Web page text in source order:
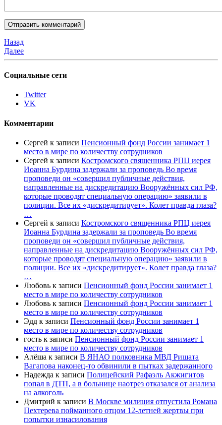
Назад
Далее
Социальные сети
Twitter
VK
Комментарии
Сергей к записи Пенсионный фонд России занимает 1
место в мире по количеству сотрудников
Сергей к записи Костромского священника РПЦ иерея
Иоанна Бурдина задержали за проповедь Во время
проповеди он «совершил публичные действия,
направленные на дискредитацию Вооружённых сил РФ,
которые проводят специальную операцию» заявили в
полиции. Все их «дискредитирует». Колет правда глаза?
…
Сергей к записи Костромского священника РПЦ иерея
Иоанна Бурдина задержали за проповедь Во время
проповеди он «совершил публичные действия,
направленные на дискредитацию Вооружённых сил РФ,
которые проводят специальную операцию» заявили в
полиции. Все их «дискредитирует». Колет правда глаза?
…
Любовь к записи Пенсионный фонд России занимает 1
место в мире по количеству сотрудников
Любовь к записи Пенсионный фонд России занимает 1
место в мире по количеству сотрудников
Эдд к записи Пенсионный фонд России занимает 1
место в мире по количеству сотрудников
гость к записи Пенсионный фонд России занимает 1
место в мире по количеству сотрудников
Алёша к записи В ЯНАО полковника МВД Ришата
Вагапова наконец-то обвинили в пытках задержанного
Надежда к записи Полицейский Рафаэль Акжигитов
попал в ДТП, а в больнице наотрез отказался от анализа
на алкоголь
Дмитрий к записи В Москве милиция отпустила Романа
Пехтерева пойманного отцом 12-летней жертвы при
попытки изнасилования